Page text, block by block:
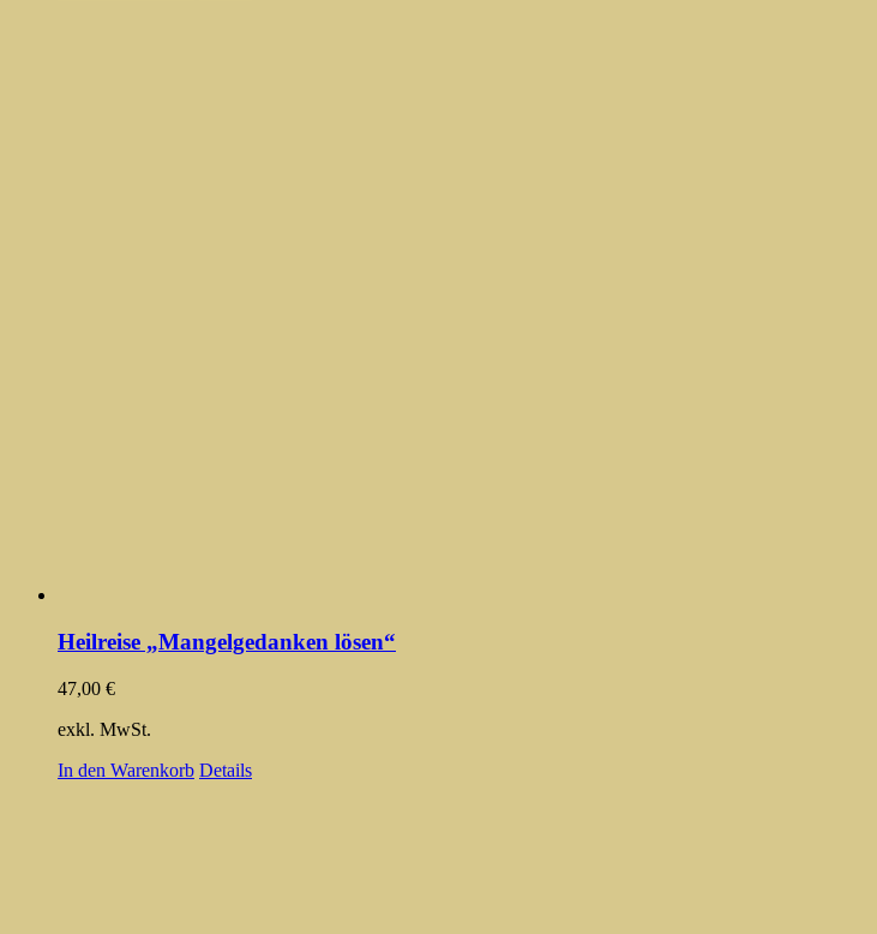
Heilreise „Mangelgedanken lösen“
47,00 €
exkl. MwSt.
In den Warenkorb Details